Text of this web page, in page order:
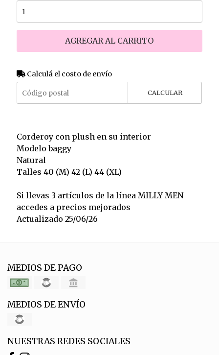
AGREGAR AL CARRITO
Calculá el costo de envío
CALCULAR
Corderoy con plush en su interior
Modelo baggy
Natural
Talles 40 (M) 42 (L) 44 (XL)
Si llevas 3 artículos de la línea MILLY MEN
accedes a precios mejorados
Actualizado 25/06/26
MEDIOS DE PAGO
MEDIOS DE ENVÍO
NUESTRAS REDES SOCIALES